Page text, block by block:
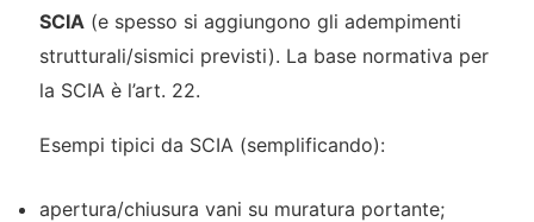
SCIA (e spesso si aggiungono gli adempimenti
strutturali/sismici previsti). La base normativa per
la SCIA è l’art. 22.
Esempi tipici da SCIA (semplificando):
apertura/chiusura vani su muratura portante;